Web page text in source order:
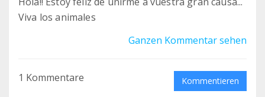
Viva los animales
Ganzen Kommentar sehen
1 Kommentare Kommentieren